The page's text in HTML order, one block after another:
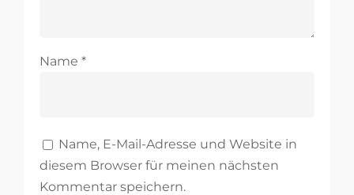
Name *
Name, E-Mail-Adresse und Website in
diesem Browser für meinen nächsten
Kommentar speichern.